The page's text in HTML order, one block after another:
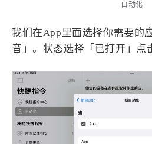
自动化
我们在App里面选择你需要的
音」。状态选择「已打开」点